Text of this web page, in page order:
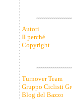
Autori
Il perché
Copyright
Turnover Team
Gruppo Ciclisti
Blog del Bazzo